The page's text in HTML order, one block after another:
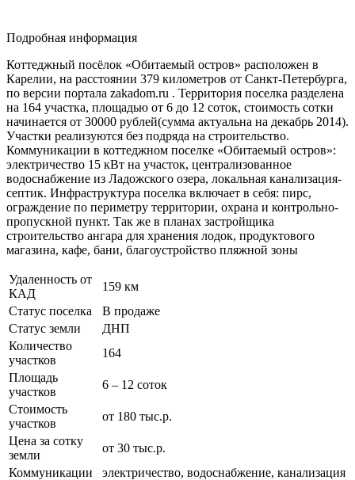
Подробная информация
Коттеджный посёлок «Обитаемый остров» расположен в
Карелии, на расстоянии 379 километров от Санкт-Петербурга,
по версии портала zakadom.ru . Территория поселка разделена
на 164 участка, площадью от 6 до 12 соток, стоимость сотки
начинается от 30000 рублей(сумма актуальна на декабрь 2014).
Участки реализуются без подряда на строительство.
Коммуникации в коттеджном поселке «Обитаемый остров»:
электричество 15 кВт на участок, централизованное
водоснабжение из Ладожского озера, локальная канализация-
септик. Инфраструктура поселка включает в себя: пирс,
ограждение по периметру территории, охрана и контрольно-
пропускной пункт. Так же в планах застройщика
строительство ангара для хранения лодок, продуктового
магазина, кафе, бани, благоустройство пляжной зоны
Удаленность от
КАД
159 км
Статус поселка
В продаже
Статус земли
ДНП
Количество
участков
164
Площадь
участков
6 – 12 соток
Стоимость
участков
от 180 тыс.р.
Цена за сотку
земли
от 30 тыс.р.
Коммуникации
электричество, водоснабжение, канализация